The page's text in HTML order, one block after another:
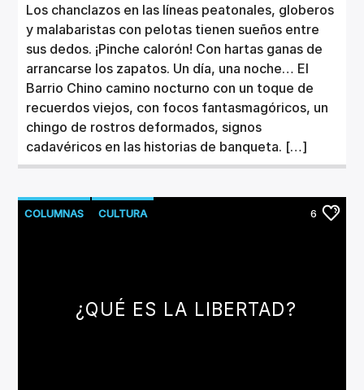
Los chanclazos en las líneas peatonales, globeros
y malabaristas con pelotas tienen sueños entre
sus dedos. ¡Pinche calorón! Con hartas ganas de
arrancarse los zapatos. Un día, una noche… El
Barrio Chino camino nocturno con un toque de
recuerdos viejos, con focos fantasmagóricos, un
chingo de rostros deformados, signos
cadavéricos en las historias de banqueta. […]
COLUMNAS CULTURA 6
¿QUÉ ES LA LIBERTAD?